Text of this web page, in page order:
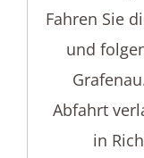
Fahren Sie
und
Abfahrt
in